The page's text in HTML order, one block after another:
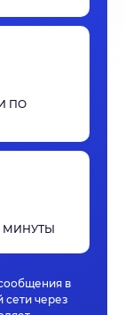
ПО
МИНУТЫ
в
сети через